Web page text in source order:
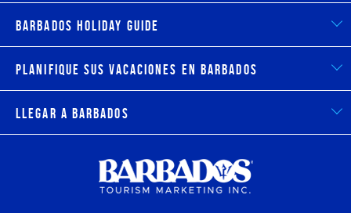
Barbados Holiday Guide
Planifique sus vacaciones en Barbados
Llegar a Barbados